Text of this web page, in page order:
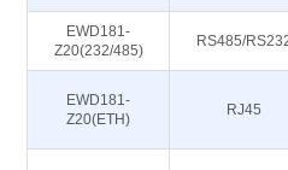
EWD181-
Z20(232/485)
RS485/
EWD181-
Z20(ETH)
RJ45